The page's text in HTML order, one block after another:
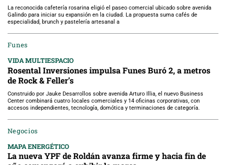
La reconocida cafetería rosarina eligió el paseo comercial ubicado sobre avenida
Galindo para iniciar su expansión en la ciudad. La propuesta suma cafés de
especialidad, brunch y pastelería artesanal a
Funes
VIDA MULTIESPACIO
Rosental Inversiones impulsa Funes Buró 2, a metros
de Rock & Feller’s
Construido por Jauke Desarrollos sobre avenida Arturo Illia, el nuevo Business
Center combinará cuatro locales comerciales y 14 oficinas corporativas, con
accesos independientes, tecnología, domótica y terminaciones de categoría.
Negocios
MAPA ENERGÉTICO
La nueva YPF de Roldán avanza firme y hacia fin de